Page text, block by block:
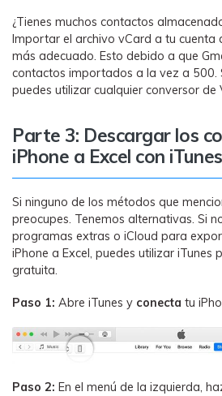
¿Tienes muchos contactos
Importar el archivo vCard a tu cuenta
más adecuado. Esto debido a que
contactos importados a la vez a 500.
puedes utilizar cualquier conversor de
Parte 3: Descargar los
iPhone a Excel con iTunes
Si ninguno de los métodos que
preocupes. Tenemos alternativas. Si
programas extras o iCloud para
iPhone a Excel, puedes utilizar iTunes
gratuita.
Paso 1: Abre iTunes y conecta tu
Paso 2: En el menú de la izquierda,